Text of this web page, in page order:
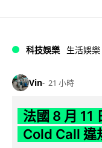
科技娛樂 生活娛樂
Vin 21 小時
法國 8 月 11
Cold Call 違